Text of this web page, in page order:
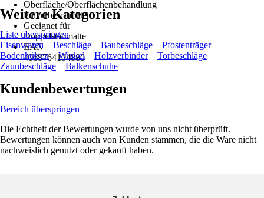
Oberfläche/Oberflächenbehandlung
Pulverbeschichtet
Geeignet für
Doppelstabmatte
EAN
4068764104880
Weitere Kategorien
Liste überspringen
Eisenwaren
Beschläge Baubeschläge
Pfostenträger
Bodenhülsen
Winkel Holzverbinder
Torbeschläge
Zaunbeschläge
Balkenschuhe
Kundenbewertungen
Bereich überspringen
Die Echtheit der Bewertungen wurde von uns nicht überprüft.
Bewertungen können auch von Kunden stammen, die die Ware nicht
nachweislich genutzt oder gekauft haben.